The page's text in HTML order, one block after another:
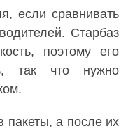
если сравнивать
Старбаз
поэтому его
так что нужно
пакеты, а после их